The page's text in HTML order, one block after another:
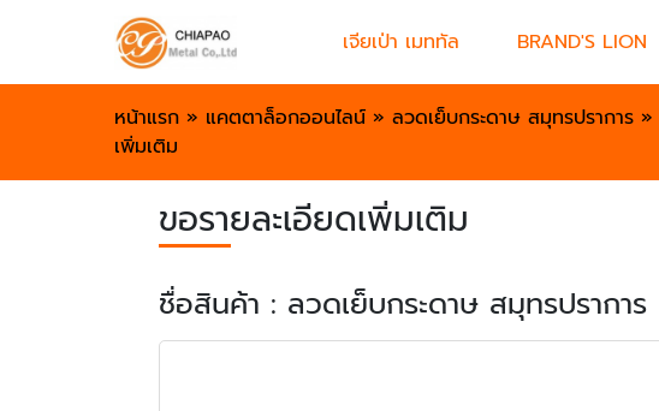
เจียเป่า เมททัล BRAND'S LION
หน้าแรก » แคตตาล็อกออนไลน์ » ลวดเย็บกระดาษ สมุทรปราการ »
เพิ่มเติม
ขอรายละเอียดเพิ่มเติม
ชื่อสินค้า : ลวดเย็บกระดาษ สมุทรปราการ